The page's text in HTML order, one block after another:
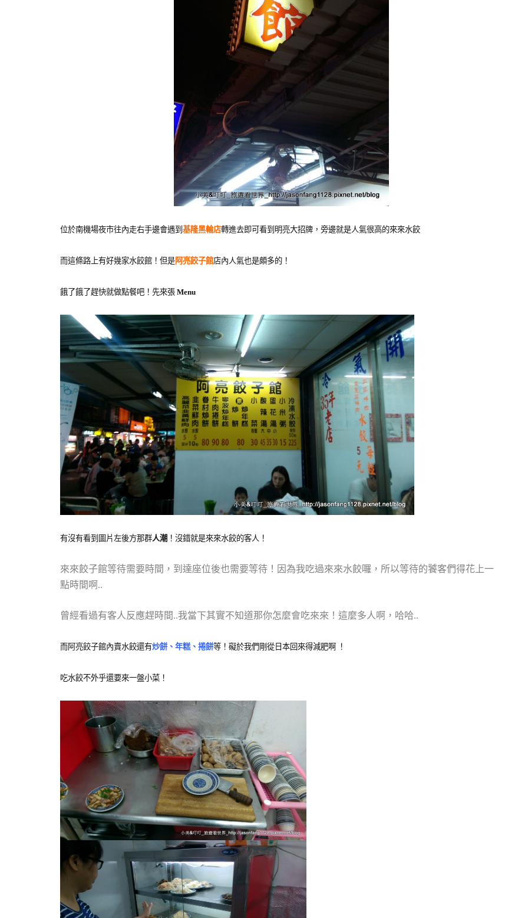
位於南機場夜市往內走右手邊會遇到 基隆黑輪店轉進去即可看到明亮大招牌，旁邊就是人氣很高的來來水餃
而這條路上有好幾家水餃館！但是阿亮餃子館店內人氣也是頗多的！
餓了餓了趕快就做點餐吧！先來張 Menu
有沒有看到圖片左後方那群人潮 ！沒錯就是來來水餃的客人！
來來餃子館等待需要時間，到達座位後也需要等待！因為我吃過來來水餃囉，所以等待的饕客們得花上一
點時間啊..
曾經看過有客人反應趕時間..我當下其實不知道那你怎麼會吃來來！這麼多人啊，哈哈..
而阿亮餃子館內賣水餃還有炒餅、年糕、捲餅等！礙於我們剛從日本回來得減肥啊 ！
吃水餃不外乎還要來一盤小菜！